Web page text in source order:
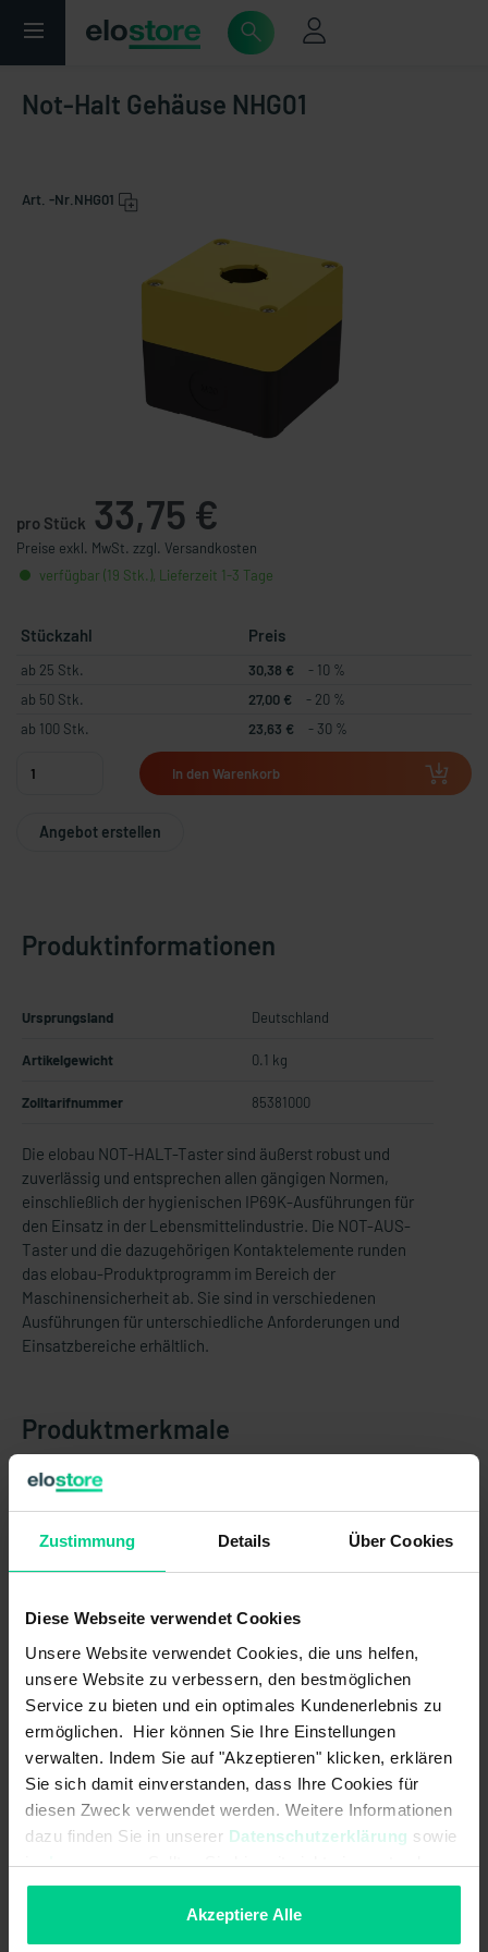
Zustimmung Details Über Cookies
Diese Webseite verwendet Cookies
Unsere Website verwendet Cookies, die uns helfen,
unsere Website zu verbessern, den bestmöglichen
Service zu bieten und ein optimales Kundenerlebnis zu
ermöglichen. Hier können Sie Ihre Einstellungen
verwalten. Indem Sie auf "Akzeptieren" klicken, erklären
Sie sich damit einverstanden, dass Ihre Cookies für
diesen Zweck verwendet werden. Weitere Informationen
dazu finden Sie in unserer Datenschutzerklärung sowie
imImpressum. Sollten Sie hiermit nicht einverstanden
sein, können Sie die Verwendung von Cookies hier
Akzeptiere Alle
Not-Halt Gehäuse NHG01
Art. -Nr. NHG01
pro Stück 33,75 €
Preise exkl. MwSt. zzgl. Versandkosten
verfügbar (19 Stk.), Lieferzeit 1-3 Tage
Stückzahl Preis
ab 25 Stk. 30,38 €
- 10 %
ab 50 Stk.
27,00 €
- 20 %
ab 100 Stk.
23,63 € - 30 %
In den Warenkorb
Angebot erstellen
Produktinformationen
Ursprungsland Deutschland
Artikelgewicht 0.1 kg
Zolltarifnummer 85381000
Die elobau NOT-HALT-Taster sind äußerst robust und
zuverlässig und entsprechen allen gängigen Normen,
einschließlich der hygienischen IP69K-Ausführungen für
den Einsatz in der Lebensmittelindustrie. Die NOT-AUS-
Taster und die dazugehörigen Kontaktelemente runden
das elobau-Produktprogramm im Bereich der
Maschinensicherheit ab. Sie sind in verschiedenen
Ausführungen für unterschiedliche Anforderungen und
Einsatzbereiche erhältlich.
Produktmerkmale
Langlebig durch robuste Ausführung
individuelle Kombinationen
Geeignet für Anwendungen bis PL e/ SIL 3
Deutlich sichtbare Schaltstellung durch Betätigungsanzeiger mit
Beleuchtbarer Schutzkragen + Störfallabsicherung (verhindert
Technische Daten